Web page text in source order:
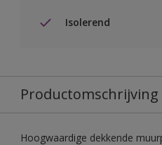
Isolerend
Productomschrijving
Hoogwaardige dekkende